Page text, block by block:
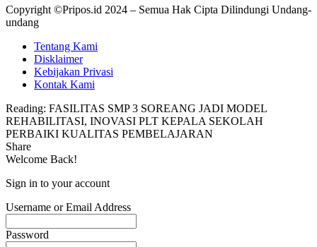
Copyright ©Pripos.id 2024 – Semua Hak Cipta Dilindungi Undang-
undang
Tentang Kami
Disklaimer
Kebijakan Privasi
Kontak Kami
Reading: FASILITAS SMP 3 SOREANG JADI MODEL
REHABILITASI, INOVASI PLT KEPALA SEKOLAH
PERBAIKI KUALITAS PEMBELAJARAN
Share
Welcome Back!
Sign in to your account
Username or Email Address
Password